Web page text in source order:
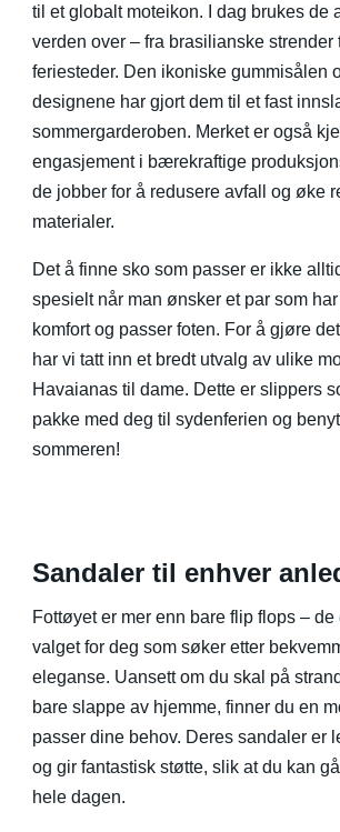
til et globalt moteikon. I dag brukes de
verden over – fra brasilianske strender
feriesteder. Den ikoniske gummisålen
designene har gjort dem til et fast
sommergarderoben. Merket er også
engasjement i bærekraftige
de jobber for å redusere avfall og øke
materialer.
Det å finne sko som passer er ikke
spesielt når man ønsker et par som
komfort og passer foten. For å gjøre
har vi tatt inn et bredt utvalg av ulike
Havaianas til dame. Dette er slippers
pakke med deg til sydenferien og
sommeren!
Sandaler til enhver
Fottøyet er mer enn bare flip flops –
valget for deg som søker etter
eleganse. Uansett om du skal på
bare slappe av hjemme, finner du en
passer dine behov. Deres sandaler er
og gir fantastisk støtte, slik at du kan
hele dagen.